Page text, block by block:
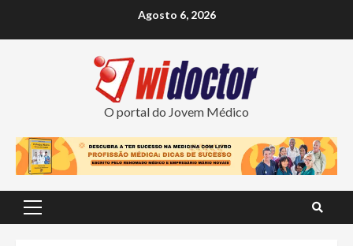
Agosto 6, 2026
O portal do Jovem Médico
Primary